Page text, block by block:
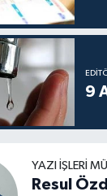
9
YAZI İŞLERI
Resul